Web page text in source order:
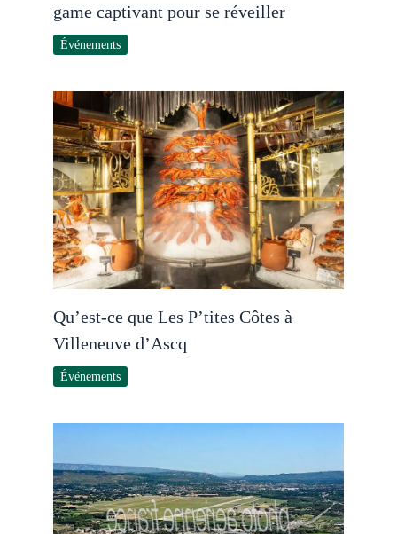
game captivant pour se réveiller
Événements
Qu’est-ce que Les P’tites Côtes à
Villeneuve d’Ascq
Événements